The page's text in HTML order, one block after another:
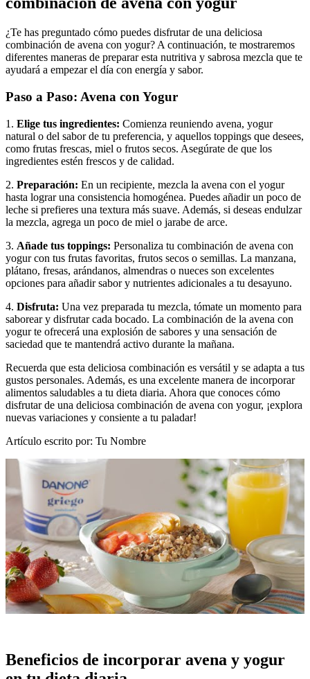
¿Te has preguntado cómo puedes disfrutar de una deliciosa
combinación de avena con yogur? A continuación, te mostraremos
diferentes maneras de preparar esta nutritiva y sabrosa mezcla que te
ayudará a empezar el día con energía y sabor.
Paso a Paso: Avena con Yogur
1. Elige tus ingredientes: Comienza reuniendo avena, yogur
natural o del sabor de tu preferencia, y aquellos toppings que desees,
como frutas frescas, miel o frutos secos. Asegúrate de que los
ingredientes estén frescos y de calidad.
2. Preparación: En un recipiente, mezcla la avena con el yogur
hasta lograr una consistencia homogénea. Puedes añadir un poco de
leche si prefieres una textura más suave. Además, si deseas endulzar
la mezcla, agrega un poco de miel o jarabe de arce.
3. Añade tus toppings: Personaliza tu combinación de avena con
yogur con tus frutas favoritas, frutos secos o semillas. La manzana,
plátano, fresas, arándanos, almendras o nueces son excelentes
opciones para añadir sabor y nutrientes adicionales a tu desayuno.
4. Disfruta: Una vez preparada tu mezcla, tómate un momento para
saborear y disfrutar cada bocado. La combinación de la avena con
yogur te ofrecerá una explosión de sabores y una sensación de
saciedad que te mantendrá activo durante la mañana.
Recuerda que esta deliciosa combinación es versátil y se adapta a tus
gustos personales. Además, es una excelente manera de incorporar
alimentos saludables a tu dieta diaria. Ahora que conoces cómo
disfrutar de una deliciosa combinación de avena con yogur, ¡explora
nuevas variaciones y consiente a tu paladar!
Artículo escrito por: Tu Nombre
Beneficios de incorporar avena y yogur